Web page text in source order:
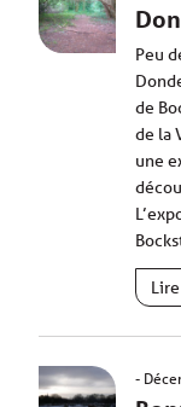
Peu
de
de la
une